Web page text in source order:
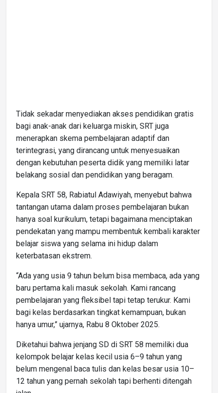
Tidak sekadar menyediakan akses pendidikan gratis
bagi anak-anak dari keluarga miskin, SRT juga
menerapkan skema pembelajaran adaptif dan
terintegrasi, yang dirancang untuk menyesuaikan
dengan kebutuhan peserta didik yang memiliki latar
belakang sosial dan pendidikan yang beragam.
Kepala SRT 58, Rabiatul Adawiyah, menyebut bahwa
tantangan utama dalam proses pembelajaran bukan
hanya soal kurikulum, tetapi bagaimana menciptakan
pendekatan yang mampu membentuk kembali karakter
belajar siswa yang selama ini hidup dalam
keterbatasan ekstrem.
“Ada yang usia 9 tahun belum bisa membaca, ada yang
baru pertama kali masuk sekolah. Kami rancang
pembelajaran yang fleksibel tapi tetap terukur. Kami
bagi kelas berdasarkan tingkat kemampuan, bukan
hanya umur,” ujarnya, Rabu 8 Oktober 2025.
Diketahui bahwa jenjang SD di SRT 58 memiliki dua
kelompok belajar kelas kecil usia 6–9 tahun yang
belum mengenal baca tulis dan kelas besar usia 10–
12 tahun yang pernah sekolah tapi berhenti ditengah